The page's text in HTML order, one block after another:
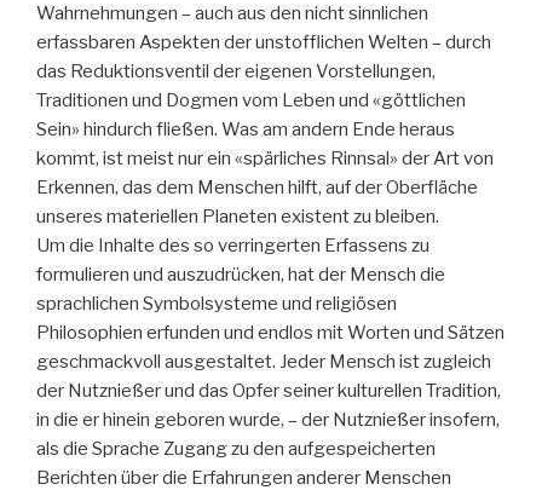
Wahrnehmungen – auch aus den nicht sinnlichen
erfassbaren Aspekten der unstofflichen Welten – durch
das Reduktionsventil der eigenen Vorstellungen,
Traditionen und Dogmen vom Leben und «göttlichen
Sein» hindurch fließen. Was am andern Ende heraus
kommt, ist meist nur ein «spärliches Rinnsal» der Art von
Erkennen, das dem Menschen hilft, auf der Oberfläche
unseres materiellen Planeten existent zu bleiben.
Um die Inhalte des so verringerten Erfassens zu
formulieren und auszudrücken, hat der Mensch die
sprachlichen Symbolsysteme und religiösen
Philosophien erfunden und endlos mit Worten und Sätzen
geschmackvoll ausgestaltet. Jeder Mensch ist zugleich
der Nutznießer und das Opfer seiner kulturellen Tradition,
in die er hinein geboren wurde, – der Nutznießer insofern,
als die Sprache Zugang zu den aufgespeicherten
Berichten über die Erfahrungen anderer Menschen